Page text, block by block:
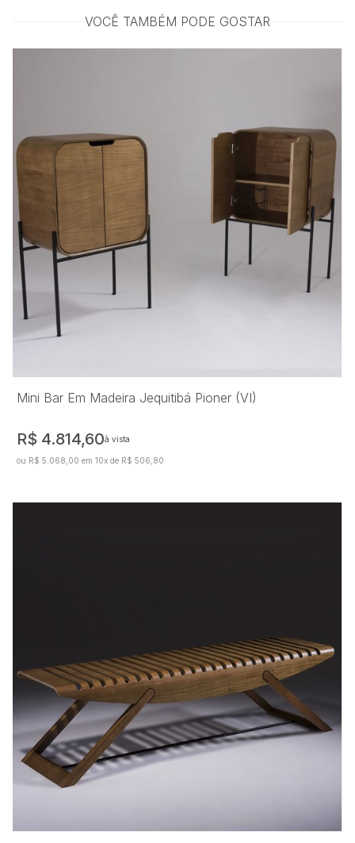
VOCÊ TAMBÉM PODE GOSTAR
Mini Bar Em Madeira Jequitibá Pioner (VI)
R$ 4.814,60à vista
ou R$ 5.068,00 em 10x de R$ 506,80